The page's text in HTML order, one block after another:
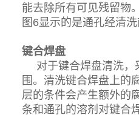
能去除所有可见残留物
图6显示的是通孔经清
键合焊盘
对于键合焊盘清洗
围。清洗键合焊盘上的
层的条件会产生额外的
条和通孔的溶剂对键合